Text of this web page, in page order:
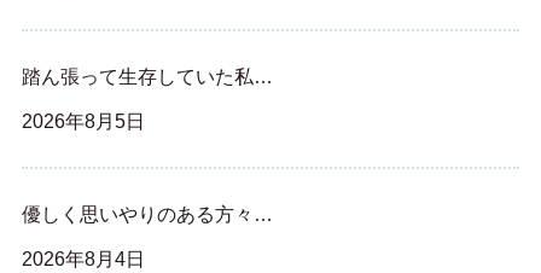
踏ん張って生存していた私…
2026年8月5日
優しく思いやりのある方々…
2026年8月4日